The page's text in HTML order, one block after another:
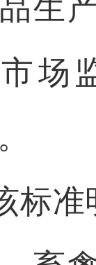
生
场
标准